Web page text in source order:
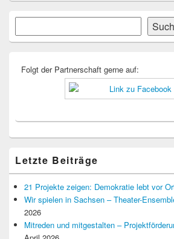
Primärer
Widgetbereich
Folgt der Partnerschaft gerne auf:
Letzte Beiträge
21 Projekte zeigen: Demokratie lebt vor
Wir spielen in Sachsen – Theater-
2026
Mitreden und mitgestalten –